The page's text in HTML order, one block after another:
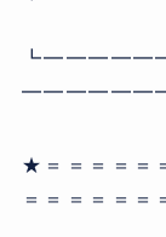
★＝＝＝＝＝
＝＝＝＝＝＝